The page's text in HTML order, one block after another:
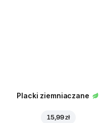
Placki ziemniaczane
15,99 zł